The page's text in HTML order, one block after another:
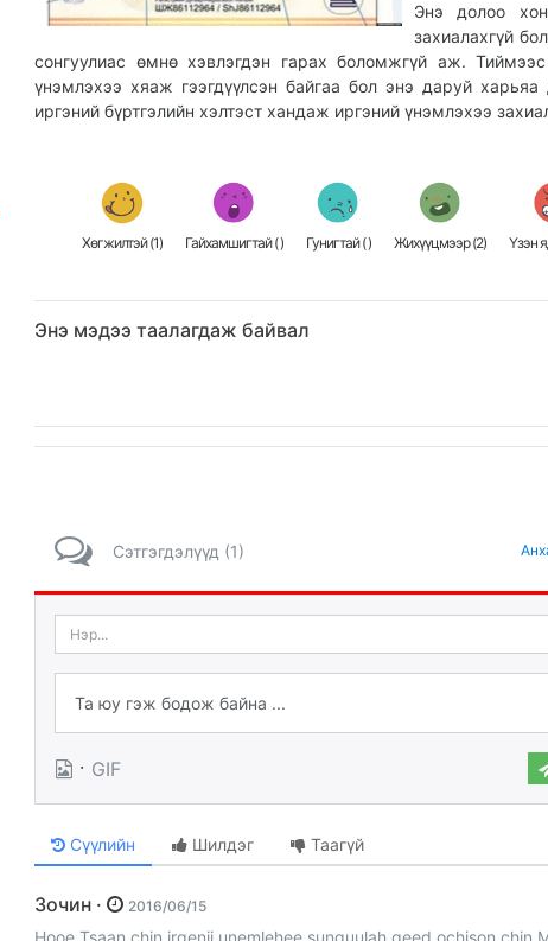
Энэ долоо
захиалахгүй
сонгуулиас өмнө хэвлэгдэн гарах боломжгүй аж.
үнэмлэхээ хяаж гээгдүүлсэн байгаа бол энэ даруй харьяа
иргэний бүртгэлийн хэлтэст хандаж иргэний үнэмлэхээ
Хөгжилтэй (1) Гайхамшигтай () Гунигтай () Жихүүцмээр (2) Үзэн
Энэ мэдээ таалагдаж байвал
Сэтгэгдэлүүд (1)
· GIF
Сүүлийн Шилдэг Таагүй
Зочин · 2016/06/15
Hooe Tsaan chin irgenii unemlehee sunguulah geed ochison chin